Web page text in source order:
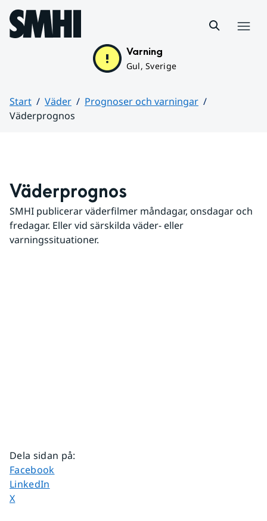
Hoppa till sidans innehåll
Varning
Gul, Sverige
Start Väder
Prognoser och varningar
Väderprognos
Väderprognos
SMHI publicerar väderfilmer måndagar, onsdagar och
fredagar. Eller vid särskilda väder- eller
varningssituationer.
Dela sidan på:
Dela sidan på
Facebook
Dela sidan på
LinkedIn
Dela sidan på
X